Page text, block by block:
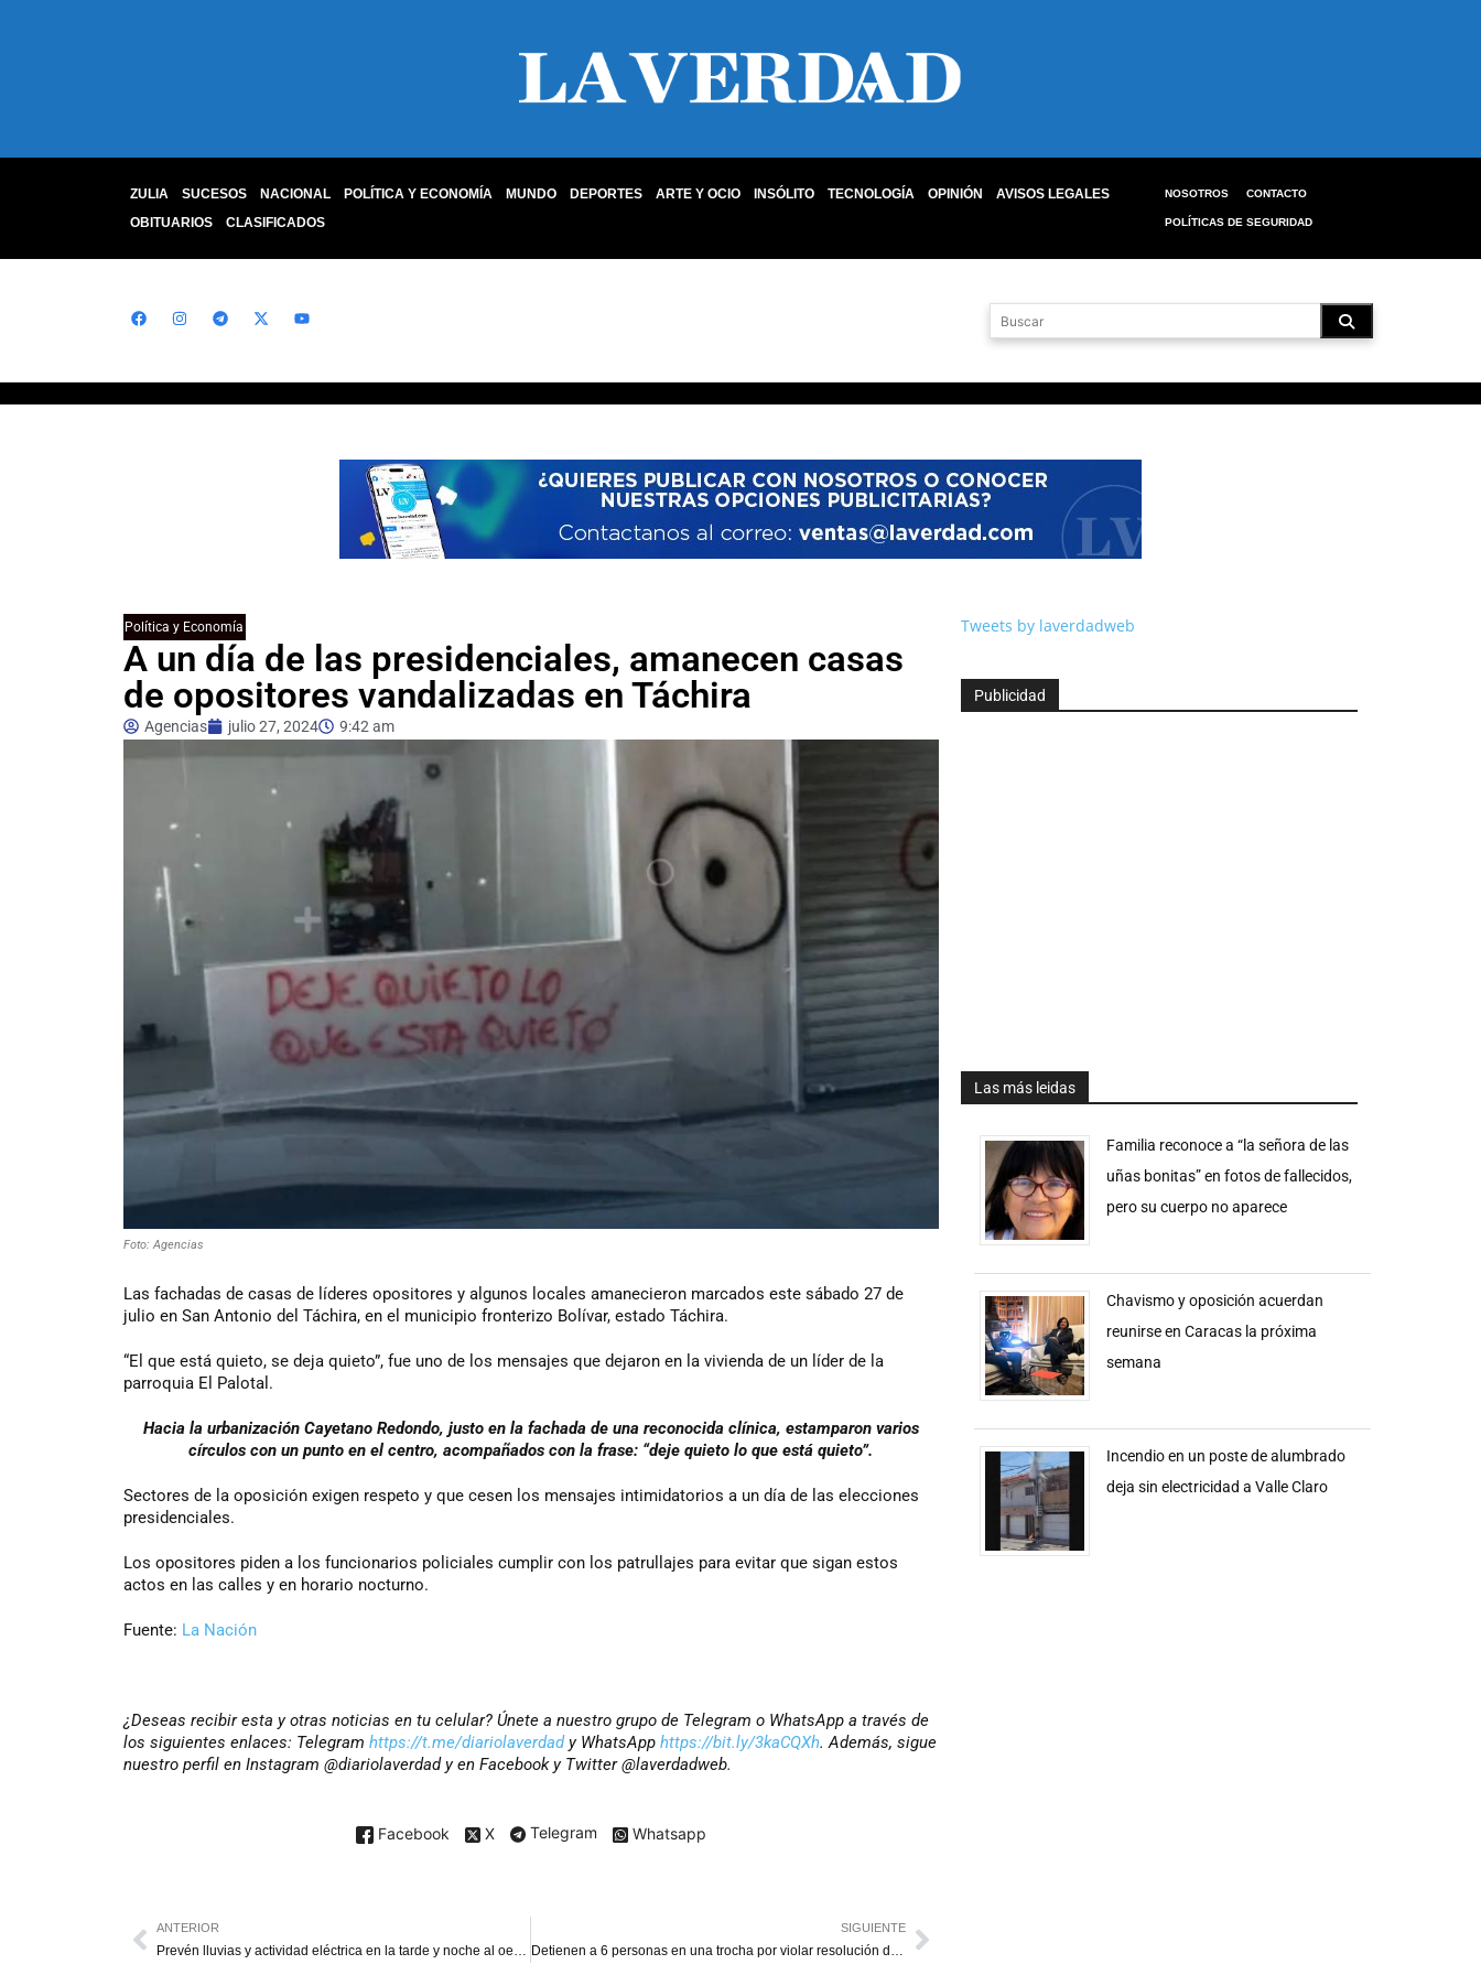
ZULIA SUCESOS NACIONAL POLÍTICA Y ECONOMÍA MUNDO DEPORTES ARTE Y OCIO INSÓLITO TECNOLOGÍA OPINIÓN
AVISOS LEGALES
OBITUARIOS
CLASIFICADOS
NOSOTROS CONTACTO
POLÍTICAS DE SEGURIDAD
Política y Economía
A un día de las presidenciales, amanecen casas
de opositores vandalizadas en Táchira
Agencias julio 27, 2024 9:42 am
Foto: Agencias
Las fachadas de casas de líderes opositores y algunos locales amanecieron marcados este sábado 27 de
julio en San Antonio del Táchira, en el municipio fronterizo Bolívar, estado Táchira.
“El que está quieto, se deja quieto”, fue uno de los mensajes que dejaron en la vivienda de un líder de la
parroquia El Palotal.
Hacia la urbanización Cayetano Redondo, justo en la fachada de una reconocida clínica, estamparon varios
círculos con un punto en el centro, acompañados con la frase: “deje quieto lo que está quieto”.
Sectores de la oposición exigen respeto y que cesen los mensajes intimidatorios a un día de las elecciones
presidenciales.
Los opositores piden a los funcionarios policiales cumplir con los patrullajes para evitar que sigan estos
actos en las calles y en horario nocturno.
Fuente: La Nación
¿Deseas recibir esta y otras noticias en tu celular? Únete a nuestro grupo de Telegram o WhatsApp a través de
los siguientes enlaces: Telegram https://t.me/diariolaverdady WhatsApp https://bit.ly/3kaCQXh. Además, sigue
nuestro perfil en Instagram @diariolaverdad y en Facebook y Twitter @laverdadweb.
Facebook X Telegram Whatsapp
Tweets by laverdadweb
Publicidad
Las más leidas
Familia reconoce a “la señora de las
uñas bonitas” en fotos de fallecidos,
pero su cuerpo no aparece
Chavismo y oposición acuerdan
reunirse en Caracas la próxima
semana
Incendio en un poste de alumbrado
deja sin electricidad a Valle Claro
ANTERIOR SIGUIENTE